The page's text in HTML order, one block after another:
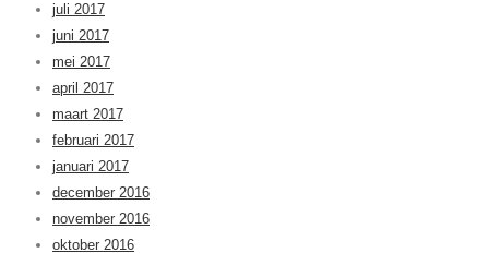
juli 2017
juni 2017
mei 2017
april 2017
maart 2017
februari 2017
januari 2017
december 2016
november 2016
oktober 2016